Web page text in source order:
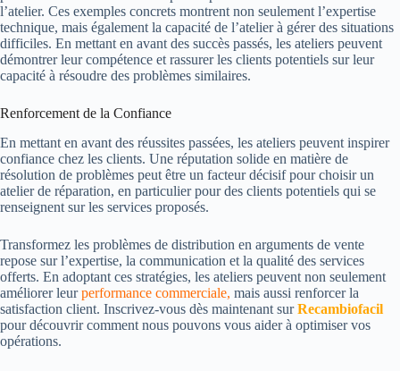
l’atelier. Ces exemples concrets montrent non seulement l’expertise
technique, mais également la capacité de l’atelier à gérer des situations
difficiles. En mettant en avant des succès passés, les ateliers peuvent
démontrer leur compétence et rassurer les clients potentiels sur leur
capacité à résoudre des problèmes similaires.
Renforcement de la Confiance
En mettant en avant des réussites passées, les ateliers peuvent inspirer
confiance chez les clients. Une réputation solide en matière de
résolution de problèmes peut être un facteur décisif pour choisir un
atelier de réparation, en particulier pour des clients potentiels qui se
renseignent sur les services proposés.
Transformez les problèmes de distribution en arguments de vente
repose sur l’expertise, la communication et la qualité des services
offerts. En adoptant ces stratégies, les ateliers peuvent non seulement
améliorer leurperformance commerciale, mais aussi renforcer la
satisfaction client. Inscrivez-vous dès maintenant surRecambiofacil
pour découvrir comment nous pouvons vous aider à optimiser vos
opérations.